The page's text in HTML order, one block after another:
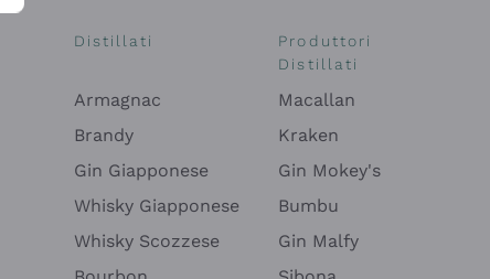
Distillati
Armagnac
Brandy
Gin Giapponese
Whisky Giapponese
Whisky Scozzese
Produttori
Distillati
Macallan
Kraken
Gin Mokey's
Bumbu
Gin Malfy